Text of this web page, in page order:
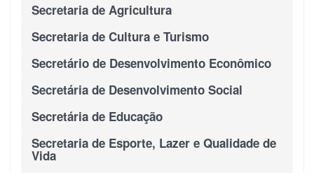
Secretaria de Agricultura
Secretaria de Cultura e Turismo
Secretário de Desenvolvimento Econômico
Secretária de Desenvolvimento Social
Secretária de Educação
Secretaria de Esporte, Lazer e Qualidade de
Vida